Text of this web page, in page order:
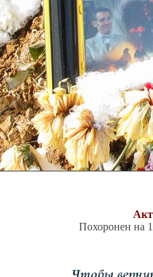
Похоронен на